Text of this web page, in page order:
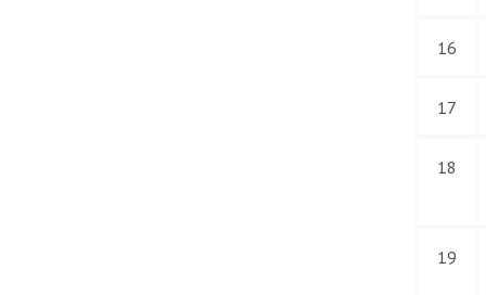
16
17
18
19